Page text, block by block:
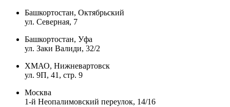
Башкортостан, Октябрьский
ул. Северная, 7
Башкортостан, Уфа
ул. Заки Валиди, 32/2
ХМАО, Нижневартовск
ул. 9П, 41, стр. 9
Москва
1-й Неопалимовский переулок, 14/16